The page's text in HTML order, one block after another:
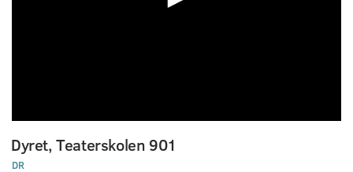
seconds
of
0
Dyret, Teaterskolen 901
DR